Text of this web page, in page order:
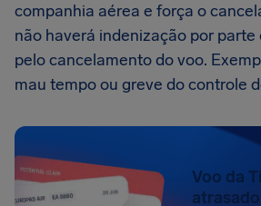
companhia aérea e força o
não haverá indenização por
pelo cancelamento do voo.
mau tempo ou greve do controle
Voo da